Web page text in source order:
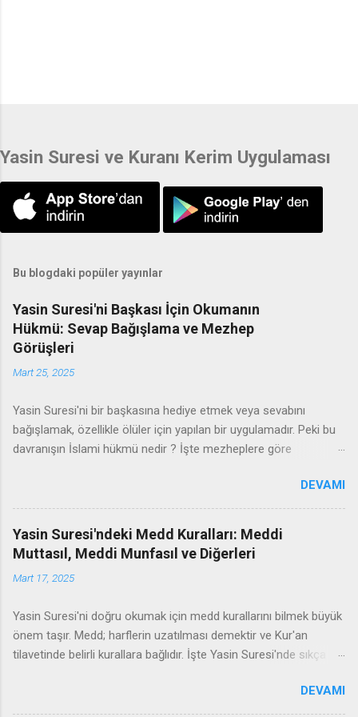
Yasin Suresi ve Kuranı Kerim Uygulaması
Bu blogdaki popüler yayınlar
Yasin Suresi'ni Başkası İçin Okumanın
Hükmü: Sevap Bağışlama ve Mezhep
Görüşleri
Mart 25, 2025
Yasin Suresi'ni bir başkasına hediye etmek veya sevabını
bağışlamak, özellikle ölüler için yapılan bir uygulamadır. Peki bu
davranışın İslami hükmü nedir ? İşte mezheplere göre
Caiz Midir? İslam alimleri, okunan Kur'an'ın sevabının başkasına
hediye edilip edilemeyeceği konusunda farklı görüşler
belirtmiştir: 1. Hanefi Mezhebine Göre Hanefi mezhebinde,
ibadetlerin sevabının bağışlanması konusunda ihtiyatlı yaklaşılır .
Ancak ölüye Kur'an okunması veya sevabının bağışlanması,
kişinin kendi niyetiyle Allah'tan dilemesi şartıyla caiz görülür. 🌙
ölüler için okumanın müstehap olduğuna delil olarak gösterilir. 2.
Şafii Mezhebine Göre Şafii mezhebinde, sevabın bağışlanması
açıkça caiz kabul edilir. Okunan Yasin'in sevabı diri veya ölü
DEVAMI
Yasin Suresi'ndeki Medd Kuralları: Meddi
Muttasıl, Meddi Munfasıl ve Diğerleri
Mart 17, 2025
Yasin Suresi'ni doğru okumak için medd kurallarını bilmek büyük
önem taşır. Medd; harflerin uzatılması demektir ve Kur'an
tilavetinde belirli kurallara bağlıdır. İşte Yasin Suresi'nde sıkça
kelimede "hemze" (ء) gelirse 4-5 elif miktarı uzatılır. Yasin
DEVAMI